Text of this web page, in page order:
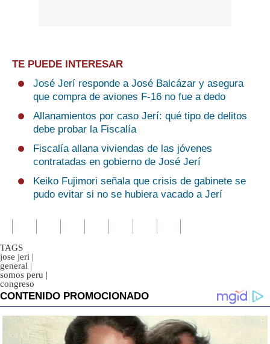
TE PUEDE INTERESAR
José Jerí responde a José Balcázar y asegura
que compra de aviones F-16 no fue a dedo
Allanamientos por caso Jerí: qué tipo de delitos
debe probar la Fiscalía
Fiscalía allana viviendas de las jóvenes
contratadas en gobierno de José Jerí
Keiko Fujimori señala que crisis de gabinete se
pudo evitar si no se hubiera vacado a Jerí
TAGS
jose jeri |
general |
somos peru |
congreso